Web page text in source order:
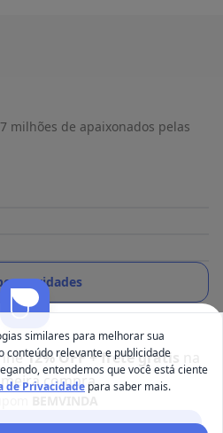
milhões de apaixonados pelas
novidades
Ltda / CNPJ:
12% OFF + frete grátis
compra
app Posthaus
similares para melhorar sua
conteúdo relevante e publicidade
entendemos que você está ciente
de Privacidade para saber mais.